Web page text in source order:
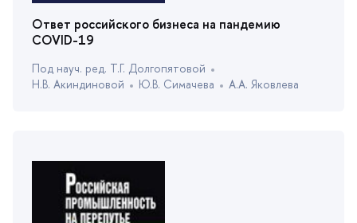
Ответ российского бизнеса на пандемию
COVID-19
Под науч. ред. Т.Г. Долгопятовой
Н.В. Акиндиновой
Ю.В. Симачева А.А. Яковлева